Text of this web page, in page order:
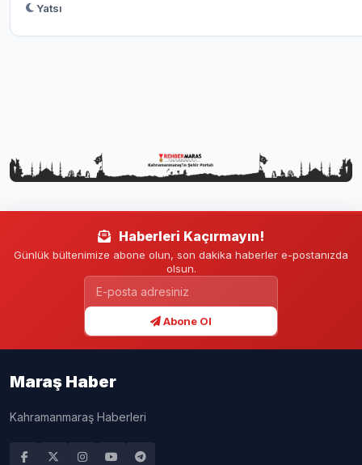
Yatsı
Haberleri Kaçırmayın!
Günlük bültenimize abone olun, son dakika haberler e-postanızda
olsun.
Abone Ol
Maraş Haber
Kahramanmaraş Haberleri